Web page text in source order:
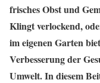
frisches Obst und
Klingt verlockend,
im eigenen Garten
Verbesserung der
Umwelt. In diesem